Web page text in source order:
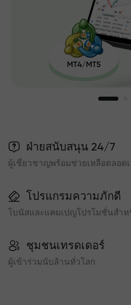
ฝ่ายสนับสนุน 24/7
ผู้เชี่ยวชาญพร้อมช่วยเหลือตลอดเ
โปรแกรมความภักดี
โบนัสและแคมเปญโปรโมชั่นสำห
ชุมชนเทรดเดอร์
ผู้เข้าร่วมนับล้านทั่วโลก